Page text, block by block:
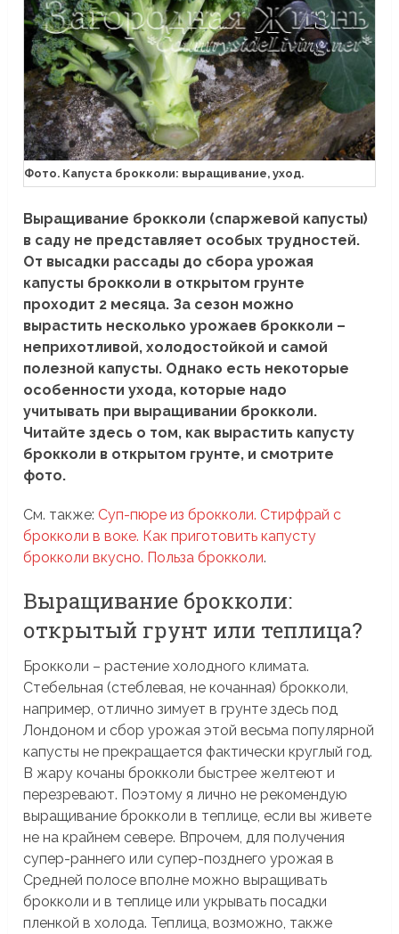
Фото. Капуста брокколи: выращивание, уход.
Выращивание брокколи (спаржевой капусты)
в саду не представляет особых трудностей.
От высадки рассады до сбора урожая
капусты брокколи в открытом грунте
проходит 2 месяца. За сезон можно
вырастить несколько урожаев брокколи –
неприхотливой, холодостойкой и самой
полезной капусты. Однако есть некоторые
особенности ухода, которые надо
учитывать при выращивании брокколи.
Читайте здесь о том, как вырастить капусту
брокколи в открытом грунте, и смотрите
фото.
См. также: Суп-пюре из брокколи. Стирфрай с
брокколи в воке. Как приготовить капусту
брокколи вкусно. Польза брокколи.
Выращивание брокколи:
открытый грунт или теплица?
Брокколи – растение холодного климата.
Стебельная (стеблевая, не кочанная) брокколи,
например, отлично зимует в грунте здесь под
Лондоном и сбор урожая этой весьма популярной
капусты не прекращается фактически круглый год.
В жару кочаны брокколи быстрее желтеют и
перезревают. Поэтому я лично не рекомендую
выращивание брокколи в теплице, если вы живете
не на крайнем севере. Впрочем, для получения
супер-раннего или супер-позднего урожая в
Средней полосе вполне можно выращивать
брокколи и в теплице или укрывать посадки
пленкой в холода. Теплица, возможно, также